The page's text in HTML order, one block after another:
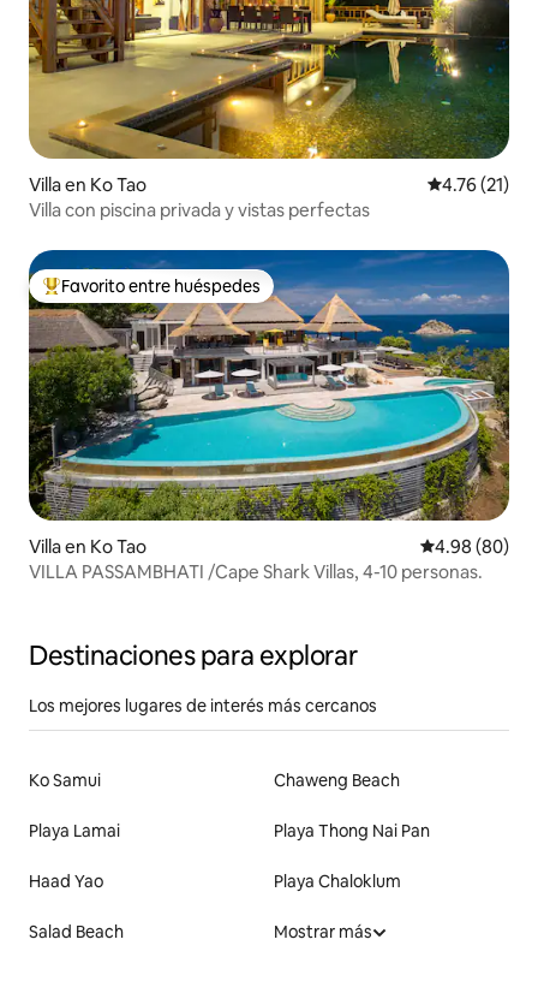
Villa en Ko Tao Calificación
4.76 (21)
Villa con piscina privada y vistas perfectas
Favorito entre huéspedes preferido
Favorito entre huéspedes
Villa en Ko Tao Calificación
4.98 (80)
VILLA PASSAMBHATI /Cape Shark Villas, 4-10 personas.
Destinaciones para explorar
Los mejores lugares de interés más cercanos
Ko Samui Chaweng Beach
Playa Lamai Playa Thong Nai Pan
Haad Yao Playa Chaloklum
Salad Beach Mostrar más